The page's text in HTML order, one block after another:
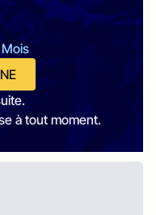
à tout moment.